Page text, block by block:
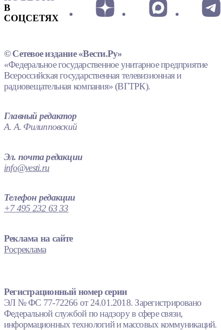
В
СОЦСЕТЯХ
© Сетевое издание «Вести.Ру»
«Федеральное государственное унитарное предприятие
Всероссийская государственная телевизионная и
радиовещательная компания» (ВГТРК).
Главный редактор
А. А. Филипповский
Эл. почта редакции
info@vesti.ru
Телефон редакции
+7 495 232 63 33
Реклама на сайте
Росреклама
Регистрационный номер серии
ЭЛ № ФС 77-72266 от 24.01.2018. Зарегистрировано
Федеральной службой по надзору в сфере связи,
информационных технологий и массовых коммуникаций.